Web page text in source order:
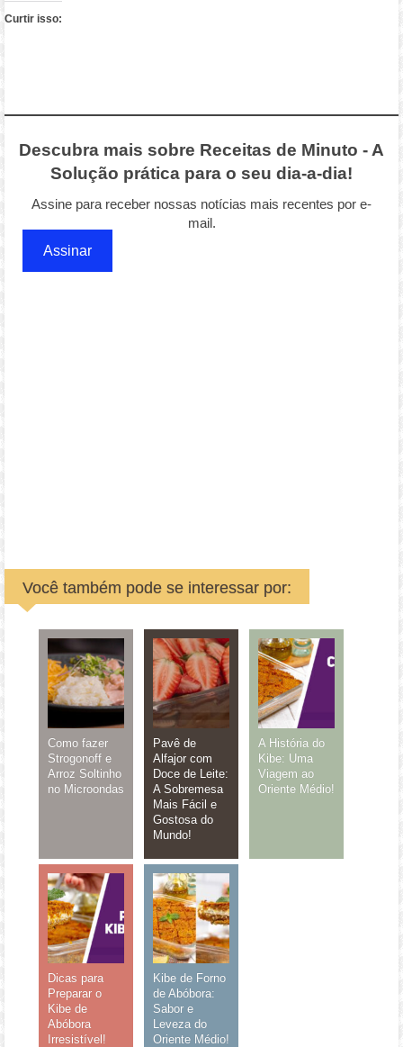
Curtir isso:
Descubra mais sobre Receitas de Minuto - A
Solução prática para o seu dia-a-dia!
Assine para receber nossas notícias mais recentes por e-
mail.
Assinar
Você também pode se interessar por:
Como fazer
Strogonoff e
Arroz Soltinho
no Microondas
Pavê de
Alfajor com
Doce de Leite:
A Sobremesa
Mais Fácil e
Gostosa do
Mundo!
A História do
Kibe: Uma
Viagem ao
Oriente Médio!
Dicas para
Preparar o
Kibe de
Abóbora
Irresistível!
Kibe de Forno
de Abóbora:
Sabor e
Leveza do
Oriente Médio!